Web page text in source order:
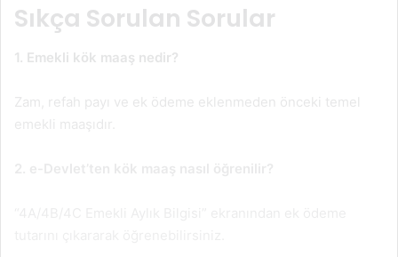
Sıkça Sorulan Sorular
1. Emekli kök maaş nedir?
Zam, refah payı ve ek ödeme eklenmeden önceki temel
emekli maaşıdır.